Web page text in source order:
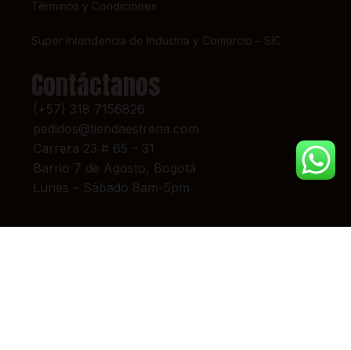
Términos y Condiciones
Super Intendencia de Industria y Comercio – SIC
Contáctanos
(+57) 318 7156826
pedidos@tiendaestrena.com
Carrera 23 # 65 – 31
Barrio 7 de Agosto, Bogotá
Lunes – Sábado 8am-5pm